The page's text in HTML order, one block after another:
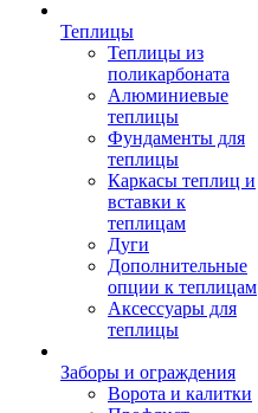
Теплицы
Теплицы из
поликарбоната
Алюминиевые
теплицы
Фундаменты для
теплицы
Каркасы теплиц и
вставки к
теплицам
Дуги
Дополнительные
опции к теплицам
Аксессуары для
теплицы
Заборы и ограждения
Ворота и калитки